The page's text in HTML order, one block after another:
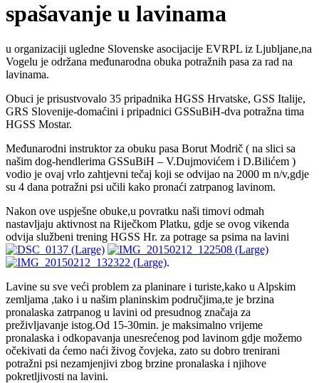
spašavanje u lavinama
u organizaciji ugledne Slovenske asocijacije EVRPL iz Ljubljane,na
Vogelu je održana međunarodna obuka potražnih pasa za rad na
lavinama.
Obuci je prisustvovalo 35 pripadnika HGSS Hrvatske, GSS Italije,
GRS Slovenije-domaćini i pripadnici GSSuBiH-dva potražna tima
HGSS Mostar.
Međunarodni instruktor za obuku pasa Borut Modrič ( na slici sa
našim dog-hendlerima GSSuBiH – V.Dujmovićem i D.Bilićem )
vodio je ovaj vrlo zahtjevni tečaj koji se odvijao na 2000 m n/v,gdje
su 4 dana potražni psi učili kako pronaći zatrpanog lavinom.
Nakon ove uspješne obuke,u povratku naši timovi odmah
nastavljaju aktivnost na Riječkom Platku, gdje se ovog vikenda
odvija službeni trening HGSS Hr. za potrage sa psima na lavini
.
Lavine su sve veći problem za planinare i turiste,kako u Alpskim
zemljama ,tako i u našim planinskim područjima,te je brzina
pronalaska zatrpanog u lavini od presudnog značaja za
preživljavanje istog.Od 15-30min. je maksimalno vrijeme
pronalaska i odkopavanja unesrećenog pod lavinom gdje možemo
očekivati da ćemo naći živog čovjeka, zato su dobro trenirani
potražni psi nezamjenjivi zbog brzine pronalaska i njihove
pokretljivosti na lavini.